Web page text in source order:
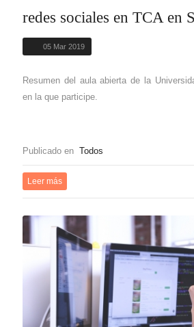
redes sociales en TCA en
05 Mar 2019
Resumen del aula abierta de la
en la que participe.
Publicado en Todos
Leer más